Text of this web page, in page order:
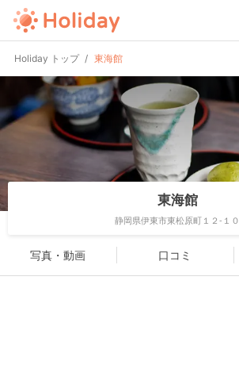
Holiday トップ 東海館
東海館
静岡県伊東市東松原町１２-１０
写真・動画 口コミ